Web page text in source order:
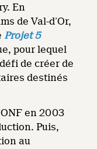
En
de Val-d’Or,
Projet 5
pour lequel
de créer de
destinés
en 2003
Puis,
au